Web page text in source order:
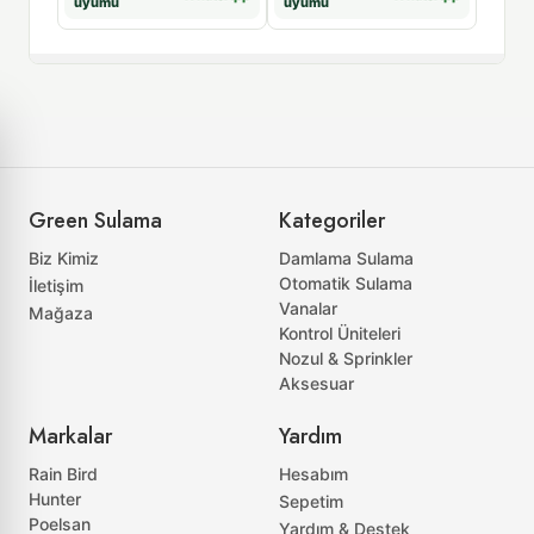
Green Sulama
Biz Kimiz
İletişim
Mağaza
Kategoriler
Damlama Sulama
Otomatik Sulama
Vanalar
Kontrol Üniteleri
Nozul & Sprinkler
Aksesuar
Markalar
Rain Bird
Hunter
Poelsan
Yardım
Hesabım
Sepetim
Yardım & Destek